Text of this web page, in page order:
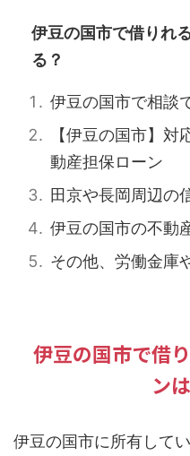
伊豆の国市で借りれ
る？
伊豆の国市で相談
【伊豆の国市】
動産担保ローン
田京や長岡周辺の
伊豆の国市の不動
その他、労働金庫
伊豆の国市で借
ン
伊豆の国市に所有して